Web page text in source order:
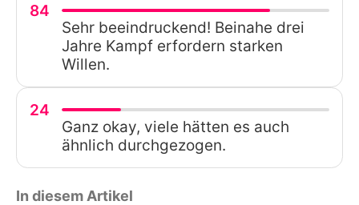
84
Sehr beeindruckend! Beinahe drei
Jahre Kampf erfordern starken
Willen.
24
Ganz okay, viele hätten es auch
ähnlich durchgezogen.
In diesem Artikel